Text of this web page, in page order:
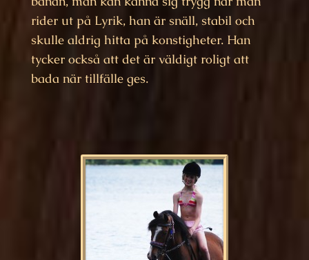
rider ut på Lyrik, han är snäll, stabil och
skulle aldrig hitta på konstigheter. Han
tycker också att det är väldigt roligt att
bada när tillfälle ges.